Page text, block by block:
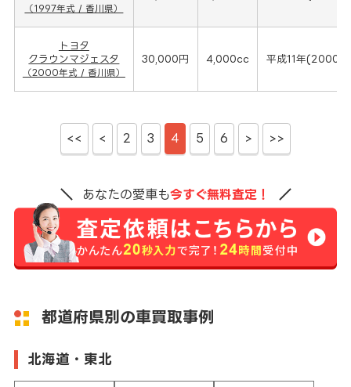
（1997年式 / 香川県）
トヨタ
クラウンマジェスタ
（2000年式 / 香川県）
30,000円 4,000cc 平成11年(2000
<< < 2 3 4 5 6 > >>
あなたの愛車も今すぐ無料査定！
都道府県別の車買取事例
北海道・東北